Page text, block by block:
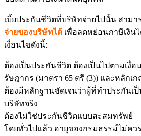
เบี้ยประกันชีวิตที่บริษัทจ่ายไปนั้น สามา
จ่ายของบริษัทได้ เพื่อลดหย่อนภาษีเงิน
เงื่อนไขดังนี้:
ต้องเป็นประกันชีวิต ต้องเป็นไปตามเงื่
รัษฎากร (มาตรา 65 ตรี (3)) และหลัก
ต้องมีหลักฐานชัดเจนว่าผู้ที่ทำประกันเ
บริษัทจริง
ต้องไม่ใช่ประกันชีวิตแบบสะสมทรัพย์
โดยทั่วไปแล้ว อายุของกรมธรรม์ไม่ควร